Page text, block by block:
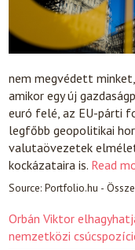
nem megvédett
amikor egy új
euró felé, az EU-párti
legfőbb geopolitikai
valutaövezetek
kockázataira is. Read
Source:Portfolio.hu -
Orbán Viktor
nemzetközi